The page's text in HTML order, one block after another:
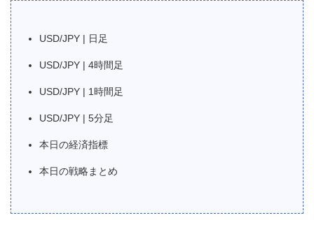
USD/JPY | 日足
USD/JPY | 4時間足
USD/JPY | 1時間足
USD/JPY | 5分足
本日の経済指標
本日の戦略まとめ